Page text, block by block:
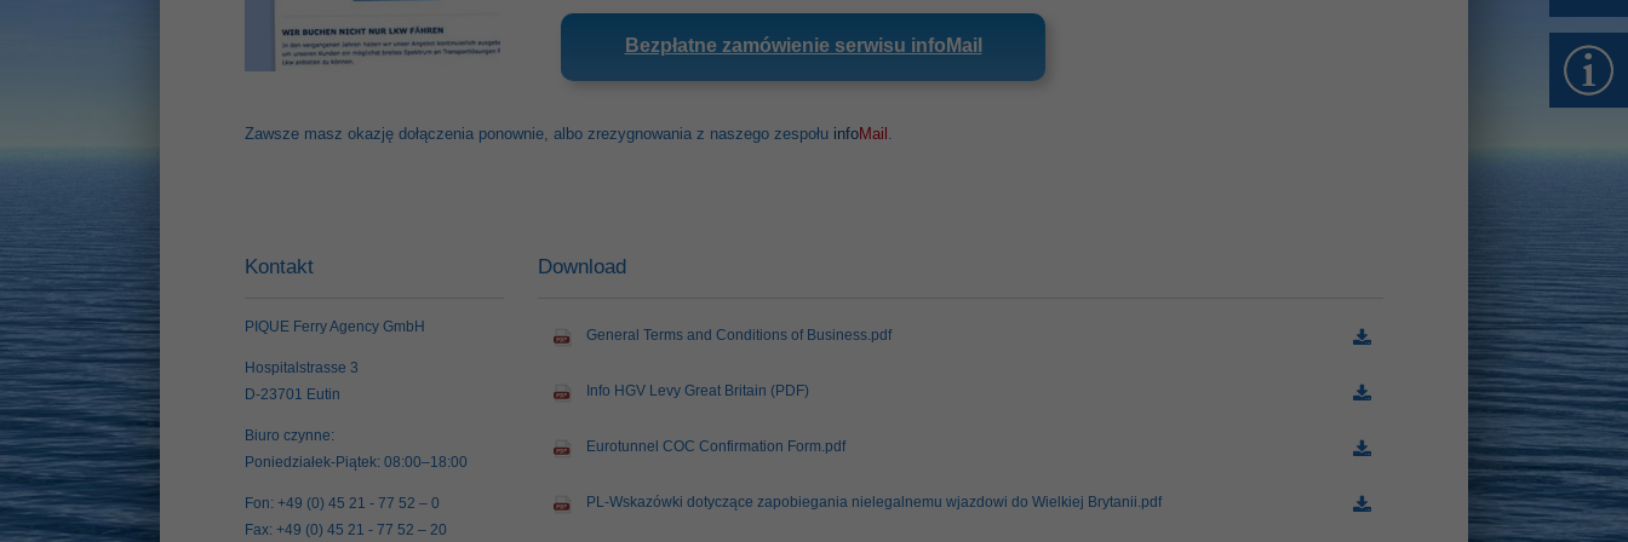
Bezpłatne zamówienie serwisu infoMail
Zawsze masz okazję dołączenia ponownie, albo zrezygnowania z naszego zespołu infoMail .
Kontakt
PIQUE Ferry Agency GmbH
Hospitalstrasse 3
D-23701 Eutin
Biuro czynne:
Poniedziałek-Piątek: 08:00–18:00
Fon: +49 (0) 45 21 - 77 52 – 0
Fax: +49 (0) 45 21 - 77 52 – 20
Download
General Terms and Conditions of Business.pdf
Info HGV Levy Great Britain (PDF)
Eurotunnel COC Confirmation Form.pdf
PL-Wskazówki dotyczące zapobiegania nielegalnemu wjazdowi do Wielkiej Brytanii.pdf